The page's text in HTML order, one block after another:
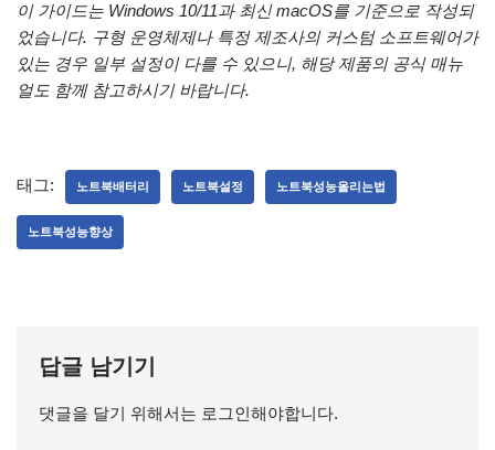
이 가이드는 Windows 10/11과 최신 macOS를 기준으로 작성되
었습니다. 구형 운영체제나 특정 제조사의 커스텀 소프트웨어가
있는 경우 일부 설정이 다를 수 있으니, 해당 제품의 공식 매뉴
얼도 함께 참고하시기 바랍니다.
태그: 노트북배터리 노트북설정 노트북성능올리는법
노트북성능향상
답글 남기기
댓글을 달기 위해서는 로그인해야합니다.